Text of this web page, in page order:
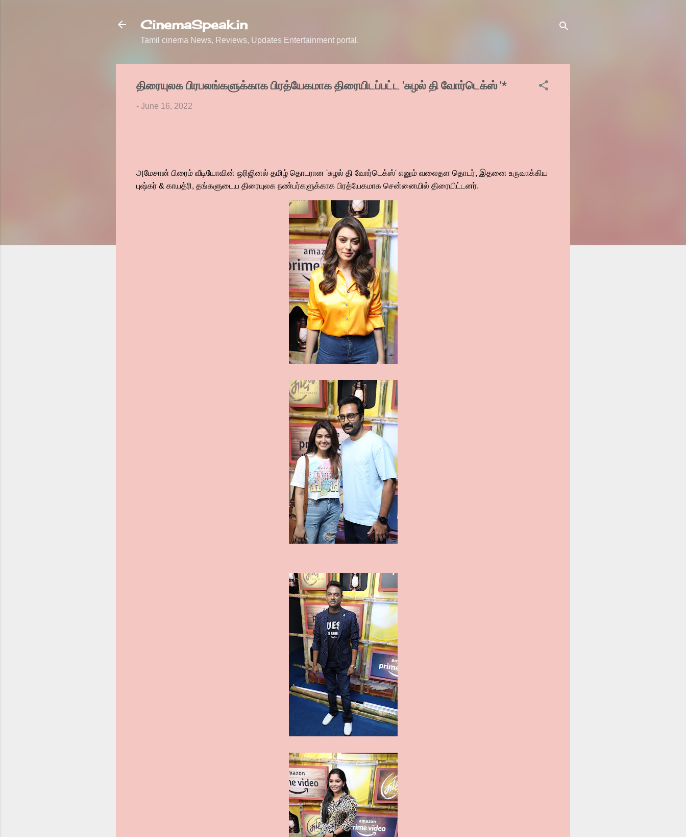
CinemaSpeak.in
Tamil cinema News, Reviews, Updates Entertainment portal.
திரையுலக பிரபலங்களுக்காக பிரத்யேகமாக திரையிடப்பட்ட 'சுழல் தி வோர்டெக்ஸ் '*
- June 16, 2022
அமேசான் பிரைம் வீடியோவின் ஒரிஜினல் தமிழ் தொடரான 'சுழல் தி வோர்டெக்ஸ்' எனும் வலைதள தொடர், இதனை உருவாக்கிய
புஷ்கர் & காயத்ரி, தங்களுடைய திரையுலக நண்பர்களுக்காக பிரத்யேகமாக சென்னையில் திரையிட்டனர்.